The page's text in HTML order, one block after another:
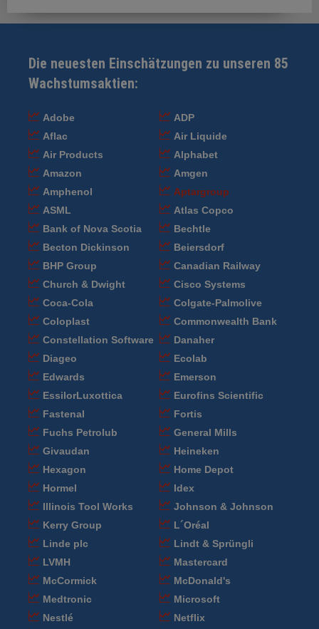
Die neuesten Einschätzungen zu unseren 85
Wachstumsaktien:
Adobe
ADP
Aflac
Air Liquide
Air Products
Alphabet
Amazon
Amgen
Amphenol
Aptargroup
ASML
Atlas Copco
Bank of Nova Scotia
Bechtle
Becton Dickinson
Beiersdorf
BHP Group
Canadian Railway
Church & Dwight
Cisco Systems
Coca-Cola
Colgate-Palmolive
Coloplast
Commonwealth Bank
Constellation Software
Danaher
Diageo
Ecolab
Edwards
Emerson
EssilorLuxottica
Eurofins Scientific
Fastenal
Fortis
Fuchs Petrolub
General Mills
Givaudan
Heineken
Hexagon
Home Depot
Hormel
Idex
Illinois Tool Works
Johnson & Johnson
Kerry Group
L´Oréal
Linde plc
Lindt & Sprüngli
LVMH
Mastercard
McCormick
McDonald's
Medtronic
Microsoft
Nestlé
Netflix